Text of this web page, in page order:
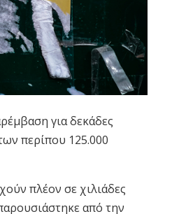
για δεκάδες
περίπου 125.000
πλέον σε χιλιάδες
από την